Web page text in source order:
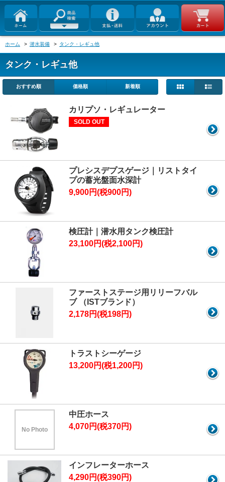
ホーム > 潜水装備 > タンク・レギュ他
タンク・レギュ他
おすすめ順 価格順 新着順
カリプソ・レギュレーター
SOLD OUT
プレシスデプスゲージ｜リストタイ
プの蓄光盤面水深計
9,900円(税900円)
検圧計｜潜水用タンク検圧計
23,100円(税2,100円)
ファーストステージ用リリーフバル
ブ （ISTブランド）
2,178円(税198円)
トラストシーゲージ
13,200円(税1,200円)
No Photo
中圧ホース
4,070円(税370円)
インフレーターホース
4,290円(税390円)